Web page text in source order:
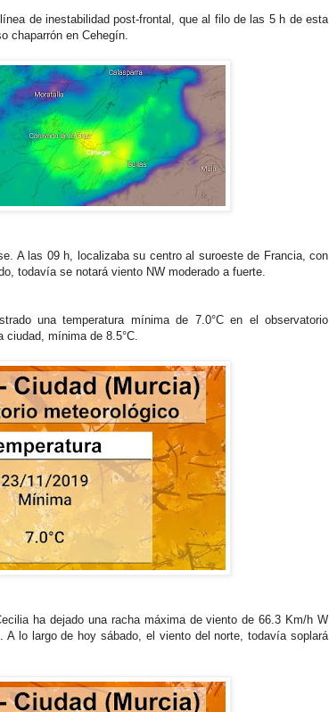
de inestabilidad post-frontal, que al filo de las 5 h de esta
chaparrón en Cehegín.
A las 09 h, localizaba su centro al suroeste de Francia, con
todavía se notará viento NW moderado a fuerte.
una temperatura mínima de 7.0°C en el observatorio
mínima de 8.5°C.
ha dejado una racha máxima de viento de 66.3 Km/h W
A lo largo de hoy sábado, el viento del norte, todavía soplará